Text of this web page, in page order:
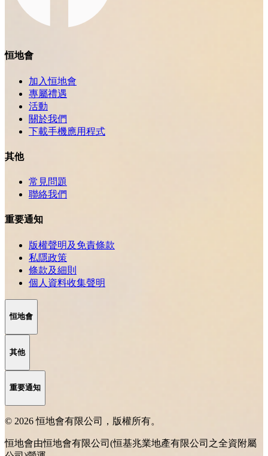
恒地會
加入恒地會
專屬禮遇
活動
關於我們
下載手機應用程式
其他
常見問題
聯絡我們
重要通知
版權聲明及免責條款
私隱政策
條款及細則
個人資料收集聲明
恒地會
其他
重要通知
© 2026 恒地會有限公司，版權所有。
恒地會由恒地會有限公司(恒基兆業地產有限公司之全資附屬